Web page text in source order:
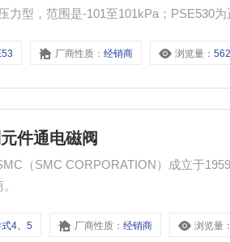
力型，范围是-101至101kPa；PSE530
厂商性质：经销商 浏览量：562
件通电磁阀
（SMC CORPORATION）成立于
4、5 厂商性质：经销商 浏览量：